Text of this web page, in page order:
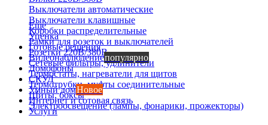
Выключатели автоматические
Выключатели клавишные
Коробки распределительные
Рамки для розеток и выключателей
Розетки 220В/380В
Сетевые фильтры, удлинители
Термостаты, нагреватели для щитов
Термотрубки, муфты соединительные
Щиты, боксы
Электроосвещение (лампы, фонарики, прожекторы)
Еще
Уценка
Готовые решения
Видеонаблюдениепопулярно
Домофоны
СКУД
Умный домНовое
Интернет и сотовая связь
Услуги